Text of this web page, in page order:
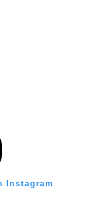
Instagram